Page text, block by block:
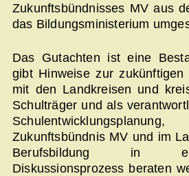
Zukunftsbündnisses MV aus
das Bildungsministerium
Das Gutachten ist eine
gibt Hinweise zur zukünftigen
mit den Landkreisen und
Schulträger und als
Zukunftsbündnis MV und im
Berufsbildung in
Diskussionsprozess beraten